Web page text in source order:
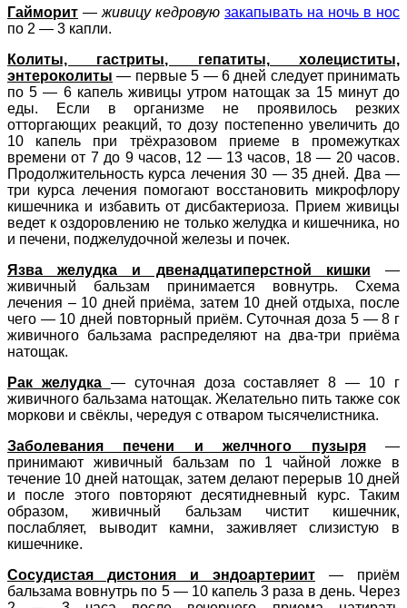
Гайморит — живицу кедровую закапывать на ночь в нос
по 2 — 3 капли.
Колиты, гастриты, гепатиты, холециститы,
энтероколиты — первые 5 — 6 дней следует принимать
по 5 — 6 капель живицы утром натощак за 15 минут до
еды. Если в организме не проявилось резких
отторгающих реакций, то дозу постепенно увеличить до
10 капель при трёхразовом приеме в промежутках
времени от 7 до 9 часов, 12 — 13 часов, 18 — 20 часов.
Продолжительность курса лечения 30 — 35 дней. Два —
три курса лечения помогают восстановить микрофлору
кишечника и избавить от дисбактериоза. Прием живицы
ведет к оздоровлению не только желудка и кишечника, но
и печени, поджелудочной железы и почек.
Язва желудка и двенадцатиперстной кишки —
живичный бальзам принимается вовнутрь. Схема
лечения – 10 дней приёма, затем 10 дней отдыха, после
чего — 10 дней повторный приём. Суточная доза 5 — 8 г
живичного бальзама распределяют на два-три приёма
натощак.
Рак желудка — суточная доза составляет 8 — 10 г
живичного бальзама натощак. Желательно пить также сок
моркови и свёклы, чередуя с отваром тысячелистника.
Заболевания печени и желчного пузыря—
принимают живичный бальзам по 1 чайной ложке в
течение 10 дней натощак, затем делают перерыв 10 дней
и после этого повторяют десятидневный курс. Таким
образом, живичный бальзам чистит кишечник,
послабляет, выводит камни, заживляет слизистую в
кишечнике.
Сосудистая дистония и эндоартериит — приём
бальзама вовнутрь по 5 — 10 капель 3 раза в день. Через